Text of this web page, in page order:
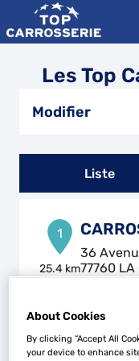
Les Top
Modifier
Liste
1
25.4 km
36
77760 LA
About Cookies
By clicking “Accept All
your device to enhance